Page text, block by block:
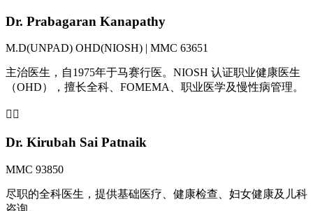
Dr. Prabagaran Kanapathy
M.D(UNPAD) OHD(NIOSH) | MMC 63651
主治医生，自1975年于马赛行医。NIOSH 认证职业健康医生
（OHD），擅长全科、FOMEMA、职业医学及慢性病管理。
👩‍⚕️
Dr. Kirubah Sai Patnaik
MMC 93850
尽职的全科医生，提供基础医疗、健康检查、妇女健康及儿科
咨询。